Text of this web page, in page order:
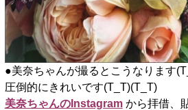
●美奈ちゃんが撮るとこうなります
圧倒的にきれいです(T_T)(T_T)
美奈ちゃんのInstagram から拝借、